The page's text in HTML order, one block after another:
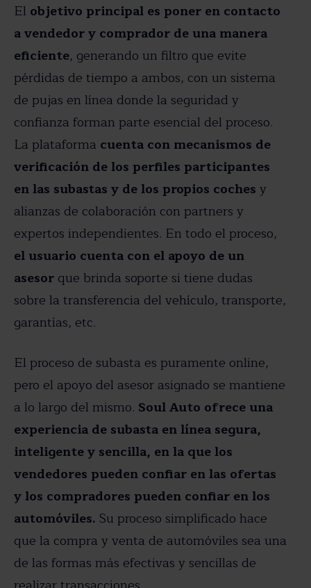
El objetivo principal es poner en contacto
a vendedor y comprador de una manera
eficiente, generando un filtro que evite
pérdidas de tiempo a ambos, con un sistema
de pujas en línea donde la seguridad y
confianza forman parte esencial del proceso.
La plataforma cuenta con mecanismos de
verificación de los perfiles participantes
en las subastas y de los propios coches y
alianzas de colaboración con partners y
expertos independientes. En todo el proceso,
el usuario cuenta con el apoyo de un
asesor que brinda soporte si tiene dudas
sobre la transferencia del vehículo, transporte,
garantías, etc.
El proceso de subasta es puramente online,
pero el apoyo del asesor asignado se mantiene
a lo largo del mismo. Soul Auto ofrece una
experiencia de subasta en línea segura,
inteligente y sencilla, en la que los
vendedores pueden confiar en las ofertas
y los compradores pueden confiar en los
automóviles. Su proceso simplificado hace
que la compra y venta de automóviles sea una
de las formas más efectivas y sencillas de